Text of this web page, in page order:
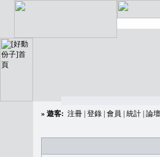
» 遊客: 注冊 登錄 會員 統計 論